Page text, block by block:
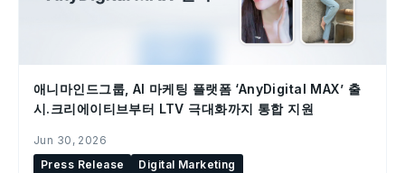
애니마인드그룹, AI 마케팅 플랫폼 ‘AnyDigital MAX’ 출
시.크리에이티브부터 LTV 극대화까지 통합 지원
Jun 30, 2026
Press Release
Digital Marketing